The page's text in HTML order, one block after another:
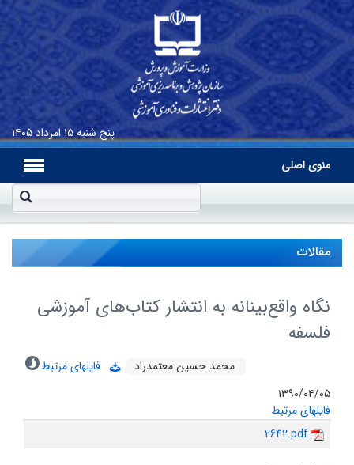
پنج شنبه۱۵ اَمرداد ۱۴۰۵
منوی اصلی
مقالات
نگاه واقع‌بینانه به انتشار کتاب‌هاى آموزشى
فلسفه
محمد حسین معتمدراد
فایلهای مرتبط
۱۳۹۰/۰۴/۰۵
فایلهای مرتبط
2642.pdf